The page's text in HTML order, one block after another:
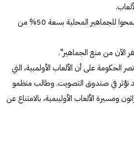
ومنع المنظمون بالفعل الجماهير الأجنبية من الحضور وسمحوا للجماهير المحلية بسعة 50% من
الآن من منع الجماهير".
الحكومة على أن الألعاب الأولمبية، التي
تؤثر في صندوق التصويت. وطالب منظمو
ومسيرة الألعاب الأوليبمية، بالامتناع عن